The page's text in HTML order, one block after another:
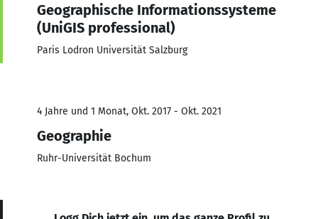
Geographische Informationssysteme
(UniGIS professional)
Paris Lodron Universität Salzburg
4 Jahre und 1 Monat, Okt. 2017 - Okt. 2021
Geographie
Ruhr-Universität Bochum